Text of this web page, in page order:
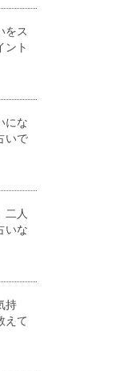
をス
ント
にな
いで
二人
いな
持
えて